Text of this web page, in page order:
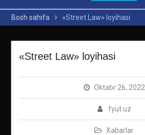
Bosh sahifa «Street Law» loyihasi
«Street Law» loyihasi
Oktabr 26, 2022
fyut.uz
Xabarlar